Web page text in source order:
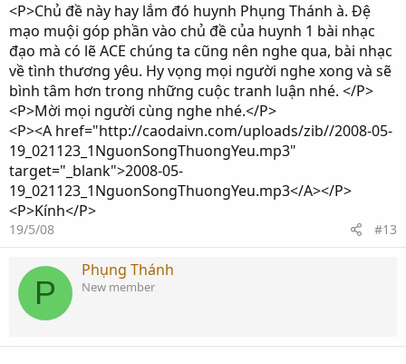
<P>Chủ đề này hay lắm đó huynh Phụng Thánh à. Đệ
mạo muội góp phần vào chủ đề của huynh 1 bài nhạc
đạo mà có lẽ ACE chúng ta cũng nên nghe qua, bài nhạc
về tình thương yêu. Hy vọng mọi người nghe xong và sẽ
bình tâm hơn trong những cuộc tranh luận nhé. </P>
<P>Mời mọi người cùng nghe nhé.</P>
<P><A href="http://caodaivn.com/uploads/zib//2008-05-
19_021123_1NguonSongThuongYeu.mp3"
target="_blank">2008-05-
19_021123_1NguonSongThuongYeu.mp3</A></P>
<P>Kính</P>
19/5/08 #13
P
Phụng Thánh
New member